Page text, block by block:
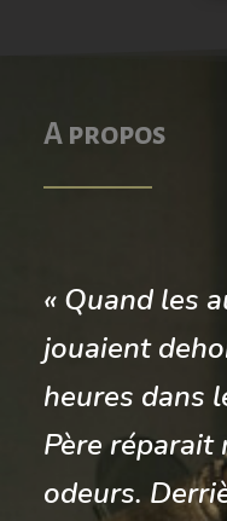
A propos
« Quand les
jouaient
heures dans
Père réparait
odeurs.